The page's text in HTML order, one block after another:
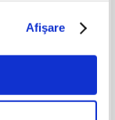
Afişare-35%